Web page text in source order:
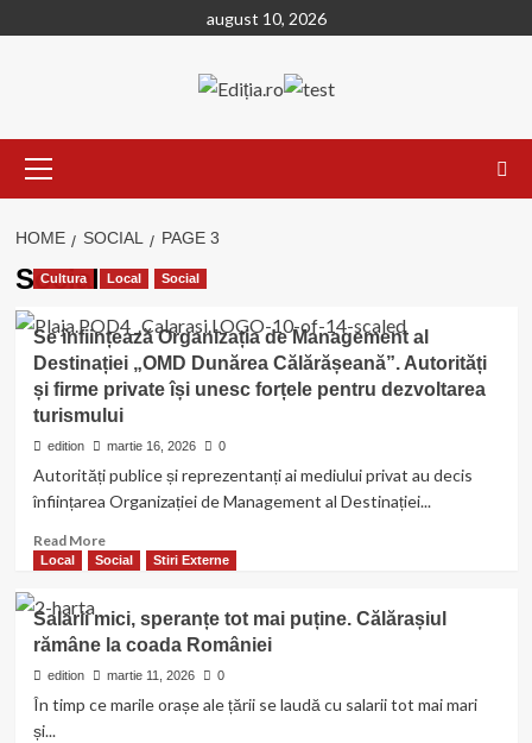
to
august 10, 2026
Menu
HOME SOCIAL PAGE 3
Social
Cultura Local Social
Se înființează Organizația de Management al
Destinației „OMD Dunărea Călărășeană”. Autorități
și firme private își unesc forțele pentru dezvoltarea
turismului
edition martie 16, 2026 0
Autorități publice și reprezentanți ai mediului privat au decis
înființarea Organizației de Management al Destinației...
Read MoreRead
more
înființează
Organizația
de
Management
Local Social Stiri Externe
Salarii mici, speranțe tot mai puține. Călărașiul
rămâne la coada României
edition martie 11, 2026 0
În timp ce marile orașe ale țării se laudă cu salarii tot mai mari
și...